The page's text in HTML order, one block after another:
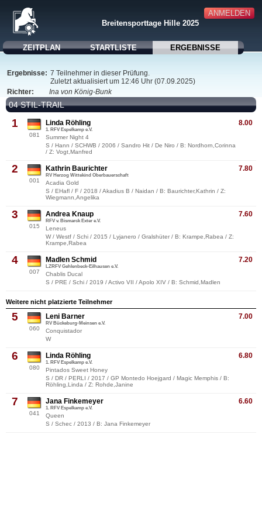
ANMELDEN
Breitensporttage Hille 2025
ZEITPLAN STARTLISTE ERGEBNISSE
Ergebnisse: 7 Teilnehmer in dieser Prüfung.
Zuletzt aktualisiert um 12:46 Uhr (07.09.2025)
Richter:
Ina von König-Bunk
04 STIL-TRAIL
1
081
8.00
Linda Röhling
1. RFV Espelkamp e.V.
Summer Night 4
S / Hann / SCHWB / 2006 / Sandro Hit / De Niro / B: Nordhorn,Corinna
/ Z: Vogt,Manfred
2
001
7.80
Kathrin Baurichter
RV Herzog Wittekind Oberbauerschaft
Acadia Gold
S / EHafl / F / 2018 / Akadius B / Naidan / B: Baurichter,Kathrin / Z:
Wiegmann,Angelika
3
015
7.60
Andrea Knaup
RFV v. Bismarck Exter e.V.
Leneus
W / Westf / Schi / 2015 / Lyjanero / Gralshüter / B: Krampe,Rabea / Z:
Krampe,Rabea
4
007
7.20
Madlen Schmid
LZRFV Gehlenbeck-Eilhausen e.V.
Chablis Ducal
S / PRE / Schi / 2019 / Activo VII / Apolo XIV / B: Schmid,Madlen
Weitere nicht platzierte Teilnehmer
5
060
7.00
Leni Barner
RV Bückeburg-Meinsen e.V.
Conquistador
W
6
080
6.80
Linda Röhling
1. RFV Espelkamp e.V.
Pintados Sweet Honey
S / DR / PERLI / 2017 / GP Montedo Hoejgard / Magic Memphis / B:
Röhling,Linda / Z: Rohde,Janine
7
041
6.60
Jana Finkemeyer
1. RFV Espelkamp e.V.
Queen
S / Schec / 2013 / B: Jana Finkemeyer